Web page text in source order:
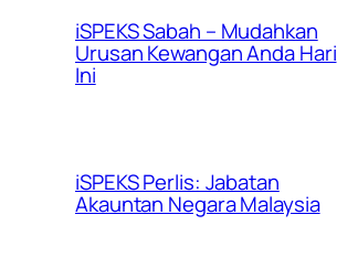
iSPEKS Sabah – Mudahkan
Urusan Kewangan Anda Hari
Ini
iSPEKS Perlis: Jabatan
Akauntan Negara Malaysia